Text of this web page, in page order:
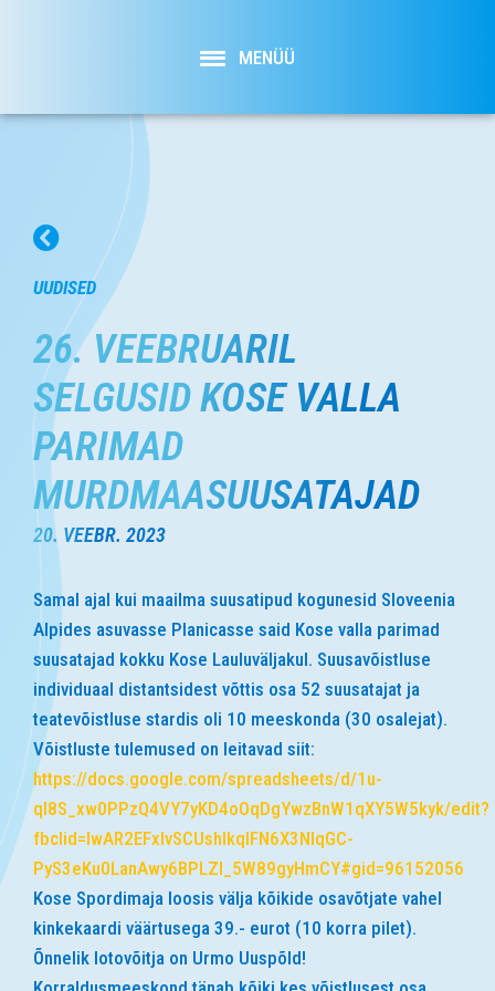
MENÜÜ
UUDISED
26. VEEBRUARIL
SELGUSID KOSE VALLA
PARIMAD
MURDMAASUUSATAJAD
20. VEEBR. 2023
Samal ajal kui maailma suusatipud kogunesid Sloveenia
Alpides asuvasse Planicasse said Kose valla parimad
suusatajad kokku Kose Lauluväljakul. Suusavõistluse
individuaal distantsidest võttis osa 52 suusatajat ja
teatevõistluse stardis oli 10 meeskonda (30 osalejat).
Võistluste tulemused on leitavad siit:
https://docs.google.com/spreadsheets/d/1u-
ql8S_xw0PPzQ4VY7yKD4oOqDgYwzBnW1qXY5W5kyk/edit?
fbclid=IwAR2EFxlvSCUshlkqlFN6X3NlqGC-
PyS3eKu0LanAwy6BPLZl_5W89gyHmCY#gid=96152056
Kose Spordimaja loosis välja kõikide osavõtjate vahel
kinkekaardi väärtusega 39.- eurot (10 korra pilet).
Õnnelik lotovõitja on Urmo Uuspõld!